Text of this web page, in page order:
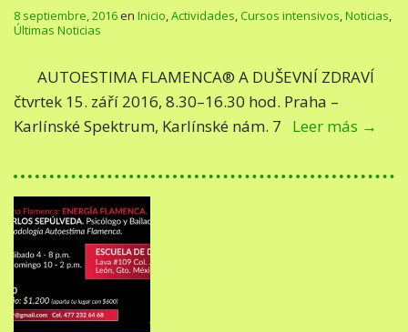
8 septiembre, 2016en Inicio,Actividades,Cursos intensivos,Noticias,
Últimas Noticias
AUTOESTIMA FLAMENCA® A DUŠEVNÍ ZDRAVÍ
čtvrtek 15. září 2016, 8.30–16.30 hod. Praha –
Karlínské Spektrum, Karlínské nám. 7 Leer más →